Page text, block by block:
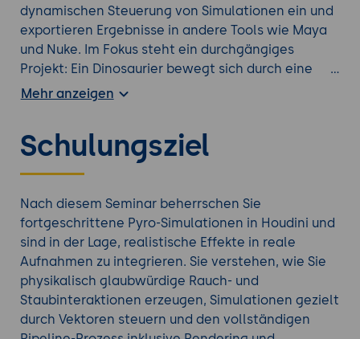
dynamischen Steuerung von Simulationen ein und
exportieren Ergebnisse in andere Tools wie Maya
und Nuke. Im Fokus steht ein durchgängiges
Projekt: Ein Dinosaurier bewegt sich durch eine
reale Umgebung und erzeugt glaubhafte
Workflow von der Simulation bis zum fertigen Shot
- ideal für Filmproduktionen, Trailer und
Mehr anzeigen
Schulungsziel
Nach diesem Seminar beherrschen Sie
fortgeschrittene Pyro-Simulationen in Houdini und
sind in der Lage, realistische Effekte in reale
Aufnahmen zu integrieren. Sie verstehen, wie Sie
physikalisch glaubwürdige Rauch- und
Staubinteraktionen erzeugen, Simulationen gezielt
durch Vektoren steuern und den vollständigen